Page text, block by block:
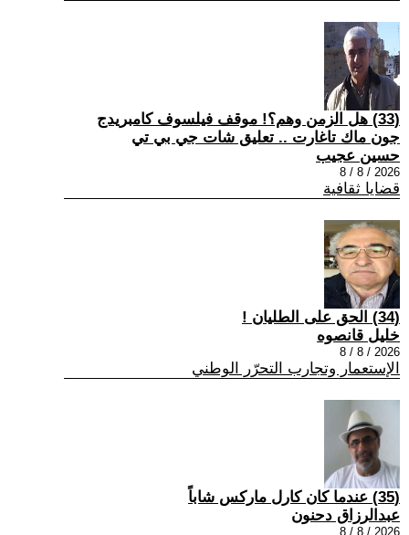
(33) هل الزمن وهم؟! موقف فيلسوف كامبريدج
جون ماك تاغارت .. تعليق شات جي بي تي
حسين عجيب
2026 / 8 / 8
قضايا ثقافية
(34) الحق على الطليان !
خليل قانصوه
2026 / 8 / 8
الإستعمار وتجارب التحرّر الوطني
(35) عندما كان كارل ماركس شاباً
عبدالرزاق دحنون
2026 / 8 / 8